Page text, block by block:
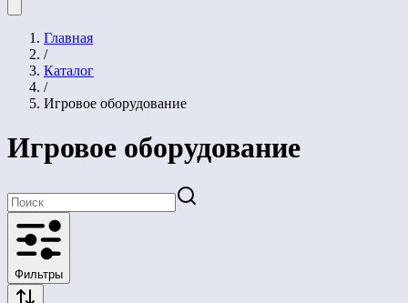
Главная
/
Каталог
/
Игровое оборудование
Игровое оборудование
Фильтры